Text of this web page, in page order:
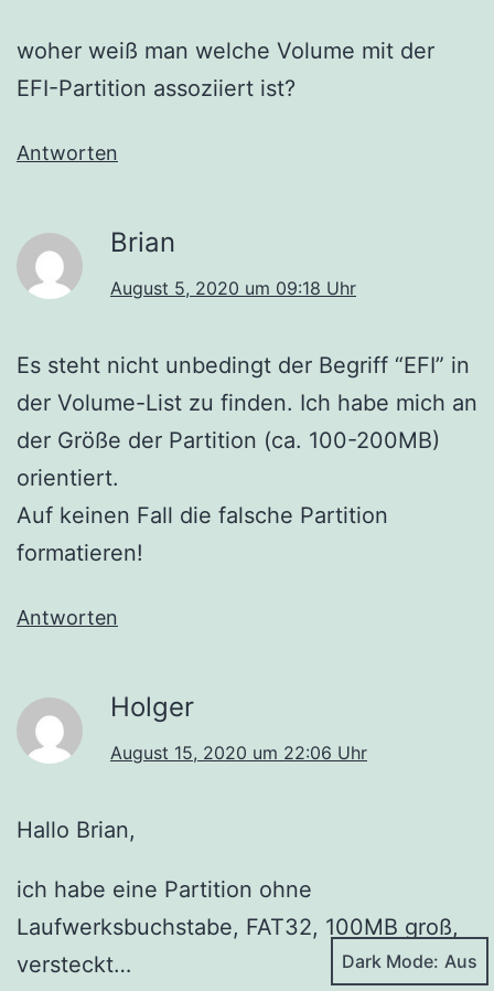
woher weiß man welche Volume mit der
EFI-Partition assoziiert ist?
Antworten
Brian
August 5, 2020 um 09:18 Uhr
Es steht nicht unbedingt der Begriff “EFI” in
der Volume-List zu finden. Ich habe mich an
der Größe der Partition (ca. 100-200MB)
orientiert.
Auf keinen Fall die falsche Partition
formatieren!
Antworten
Holger
August 15, 2020 um 22:06 Uhr
Hallo Brian,
ich habe eine Partition ohne
Laufwerksbuchstabe, FAT32, 100MB groß,
versteckt…
Dark Mode: